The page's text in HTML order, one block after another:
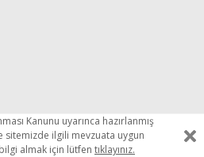
Kanunu uyarınca hazırlanmış
sitemizde ilgili mevzuata uygun
almak için lütfen tıklayınız.